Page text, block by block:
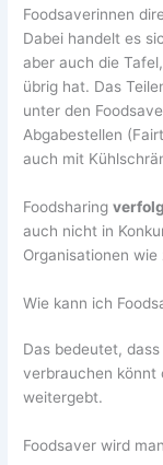
Foodsaverinnen
Dabei handelt es
aber auch die
übrig hat. Das
unter den
Abgabestellen
auch mit
Foodsharing
auch nicht in
Organisationen wie
Wie kann ich
Das bedeutet,
verbrauchen könnt
weitergebt.
Foodsaver wird